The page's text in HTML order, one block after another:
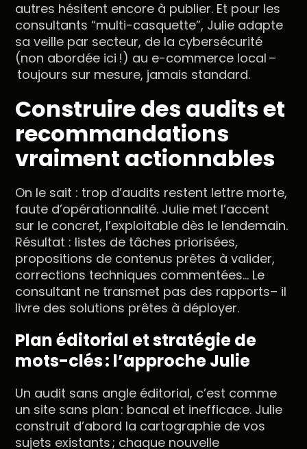
autres hésitent encore à publier. Et pour les
consultants “multi-casquette”, Julie adapte
sa veille par secteur, de la cybersécurité
(non abordée ici !) au e-commerce local –
toujours sur mesure, jamais standard.
Construire des audits et
recommandations
vraiment actionnables
On le sait : trop d’audits restent lettre morte,
faute d’opérationnalité. Julie met l’accent
sur le concret, l’exploitable dès le lendemain.
Résultat : listes de tâches priorisées,
propositions de contenus prêtes à valider,
corrections techniques commentées… Le
consultant ne transmet pas des rapports– il
livre des solutions prêtes à déployer.
Plan éditorial et stratégie de
mots-clés : l’approche Julie
Un audit sans angle éditorial, c’est comme
un site sans plan : bancal et inefficace. Julie
construit d’abord la cartographie de vos
sujets existants ; chaque nouvelle